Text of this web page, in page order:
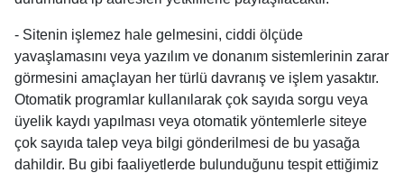
- Sitenin işlemez hale gelmesini, ciddi ölçüde
yavaşlamasını veya yazılım ve donanım sistemlerinin zarar
görmesini amaçlayan her türlü davranış ve işlem yasaktır.
Otomatik programlar kullanılarak çok sayıda sorgu veya
üyelik kaydı yapılması veya otomatik yöntemlerle siteye
çok sayıda talep veya bilgi gönderilmesi de bu yasağa
dahildir. Bu gibi faaliyetlerde bulunduğunu tespit ettiğimiz